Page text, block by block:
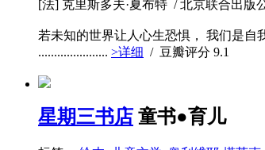
[法] 克里斯多夫·夏布特 / 北京联合出版
若未知的世界让人心生恐惧， 我们是自
...................... >详细 / 豆瓣评分 9.1
星期三书店 童书●育儿